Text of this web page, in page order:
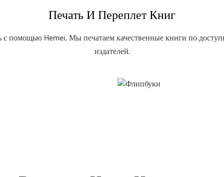
Печать И Переплет Книг
помощью Hemei. Мы печатаем качественные книги по
издателей.